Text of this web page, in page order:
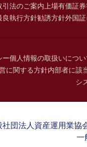
引法のご案内 上場有価証
良執行方針勧誘方針外国証
ー個人情報の取扱いについ
に関する方針内部者に該
シ
社団法人資産運用業協
一